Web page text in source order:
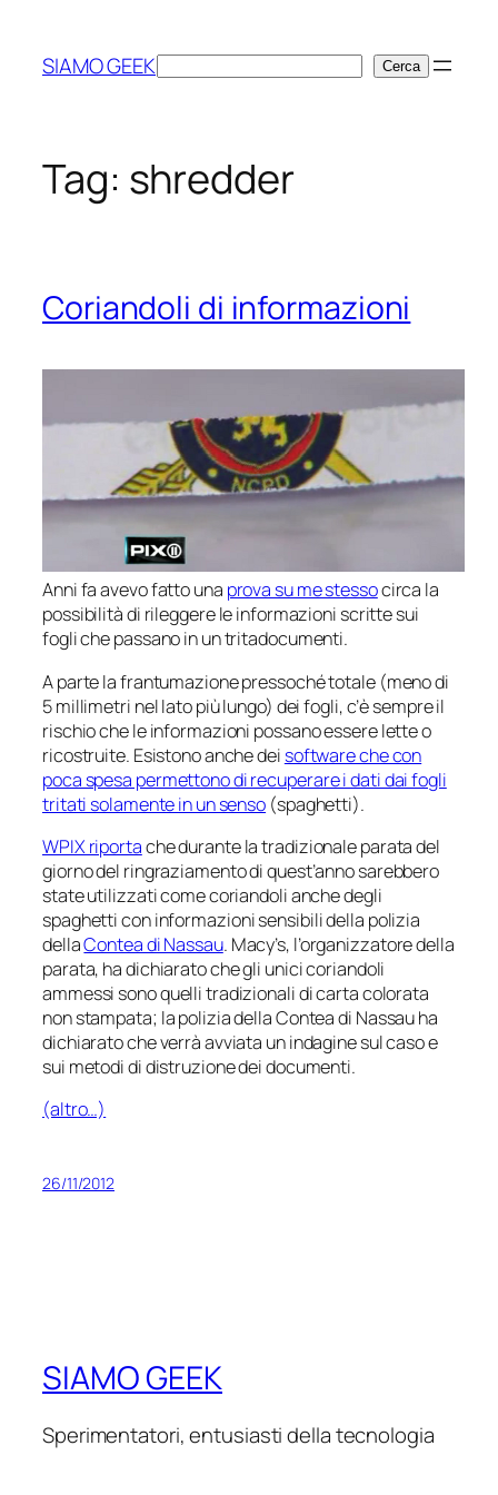
contenuto
SIAMO GEEKCerca Cerca
Tag: shredder
Coriandoli di informazioni
Anni fa avevo fatto una prova su me stessocirca la
possibilità di rileggere le informazioni scritte sui
fogli che passano in un tritadocumenti.
A parte la frantumazione pressoché totale (meno di
5 millimetri nel lato più lungo) dei fogli, c’è sempre il
rischio che le informazioni possano essere lette o
ricostruite. Esistono anche dei software che con
poca spesa permettono di recuperare i dati dai fogli
tritati solamente in un senso (spaghetti).
WPIX riportache durante la tradizionale parata del
giorno del ringraziamento di quest’anno sarebbero
state utilizzati come coriandoli anche degli
spaghetticon informazioni sensibili della polizia
dellaContea di Nassau. Macy’s, l’organizzatore della
parata, ha dichiarato che gli unici coriandoli
ammessi sono quelli tradizionali di carta colorata
non stampata; la polizia della Contea di Nassau ha
dichiarato che verrà avviata un indagine sul caso e
sui metodi di distruzione dei documenti.
(altro…)
26/11/2012
SIAMO GEEK
Sperimentatori, entusiasti della tecnologia